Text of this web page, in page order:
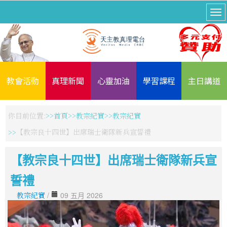
教會活動 真理新聞 心靈加油 學習課程 主日講道
你目前位置: 首頁 教宗紀實
教宗紀實
【教宗良十四世】出席瑞士衛隊新兵宣誓禮
【教宗良十四世】出席瑞士衛隊新兵宣
誓禮
教宗紀實 / 09 五月 2026